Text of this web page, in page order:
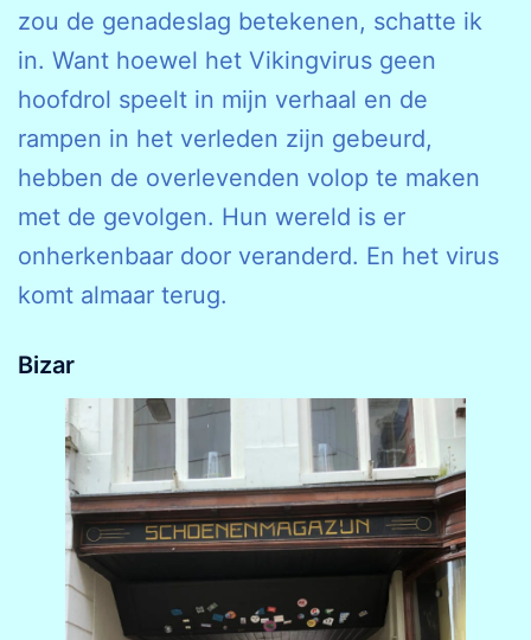
zou de genadeslag betekenen, schatte ik
in. Want hoewel het Vikingvirus geen
hoofdrol speelt in mijn verhaal en de
rampen in het verleden zijn gebeurd,
hebben de overlevenden volop te maken
met de gevolgen. Hun wereld is er
onherkenbaar door veranderd. En het virus
komt almaar terug.
Bizar